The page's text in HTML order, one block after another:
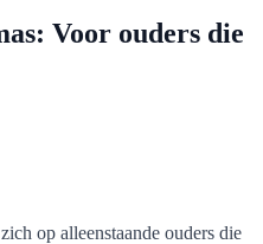
Voor ouders die
op alleenstaande ouders die